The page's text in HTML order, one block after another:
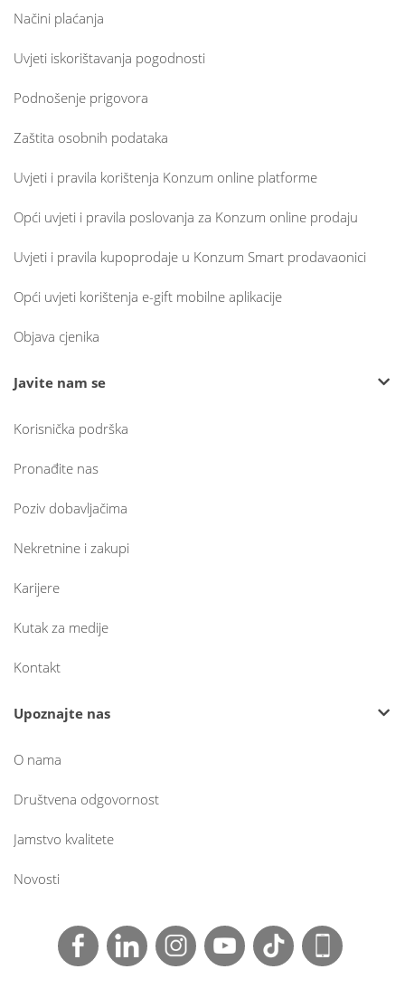
Načini plaćanja
Uvjeti iskorištavanja pogodnosti
Podnošenje prigovora
Zaštita osobnih podataka
Uvjeti i pravila korištenja Konzum online platforme
Opći uvjeti i pravila poslovanja za Konzum online prodaju
Uvjeti i pravila kupoprodaje u Konzum Smart prodavaonici
Opći uvjeti korištenja e-gift mobilne aplikacije
Objava cjenika
Javite nam se
Korisnička podrška
Pronađite nas
Poziv dobavljačima
Nekretnine i zakupi
Karijere
Kutak za medije
Kontakt
Upoznajte nas
O nama
Društvena odgovornost
Jamstvo kvalitete
Novosti